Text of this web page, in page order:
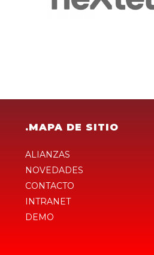
.MAPA DE SITIO
ALIANZAS
NOVEDADES
CONTACTO
INTRANET
DEMO